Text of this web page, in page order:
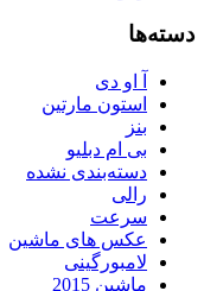
دسته‌ها
آ او دی
استون مارتین
بنز
بی ام دبلیو
دسته‌بندی نشده
رالی
سرعت
عکس های ماشین
لامبورگینی
ماشین 2015